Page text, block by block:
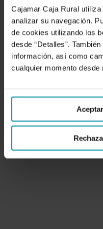
Cajamar Caja Rural
analizar su navegación.
de cookies utilizando los
desde “Detalles”.
información, así como
cualquier momento desde